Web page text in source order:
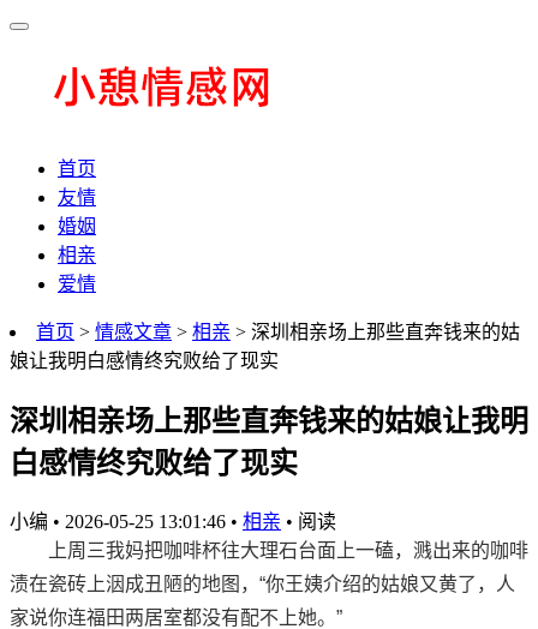
首页
友情
婚姻
相亲
爱情
首页 > 情感文章 > 相亲 > 深圳相亲场上那些直奔钱来的姑
娘让我明白感情终究败给了现实
深圳相亲场上那些直奔钱来的姑娘让我明
白感情终究败给了现实
小编 • 2026-05-25 13:01:46 • 相亲 • 阅读
上周三我妈把咖啡杯往大理石台面上一磕，溅出来的咖啡
渍在瓷砖上洇成丑陋的地图，“你王姨介绍的姑娘又黄了，人
家说你连福田两居室都没有配不上她。”